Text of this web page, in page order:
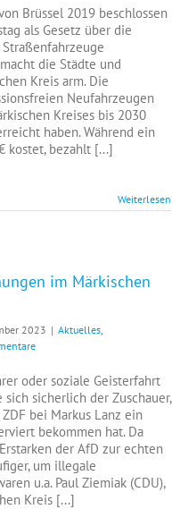
Brüssel 2019 beschlossen
als Gesetz über die
die Städte und
Kreis arm. Die
Neufahrzeugen
Kreises bis 2030
haben. Während ein
kostet, bezahlt [...]
Weiterlesen
im Märkischen
2023 | Aktuelles,
oder soziale Geisterfahrt
sicherlich der Zuschauer,
bei Markus Lanz ein
bekommen hat. Da
der AfD zur echten
um illegale
u.a. Paul Ziemiak (CDU),
Kreis [...]